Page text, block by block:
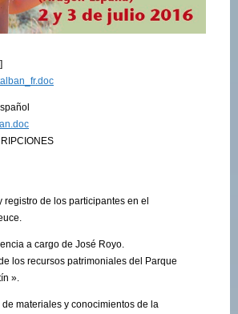
registro de los participantes en el
a cargo de José Royo.
los recursos patrimoniales del Parque
».
materiales y conocimientos de la